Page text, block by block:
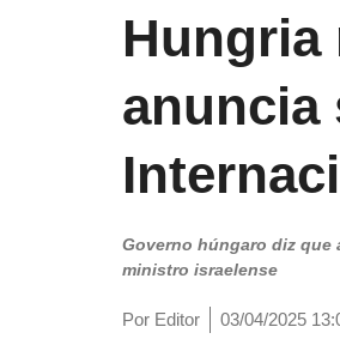
Hungria
anuncia
Governo húngaro diz que
ministro israelense
Por Editor 03/04/2025